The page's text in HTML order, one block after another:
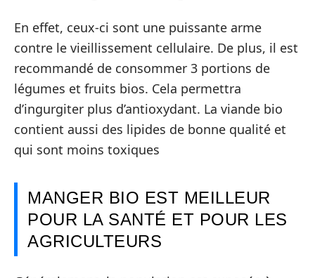
En effet, ceux-ci sont une puissante arme
contre le vieillissement cellulaire. De plus, il est
recommandé de consommer 3 portions de
légumes et fruits bios. Cela permettra
d’ingurgiter plus d’antioxydant. La viande bio
contient aussi des lipides de bonne qualité et
qui sont moins toxiques
MANGER BIO EST MEILLEUR
POUR LA SANTÉ ET POUR LES
AGRICULTEURS